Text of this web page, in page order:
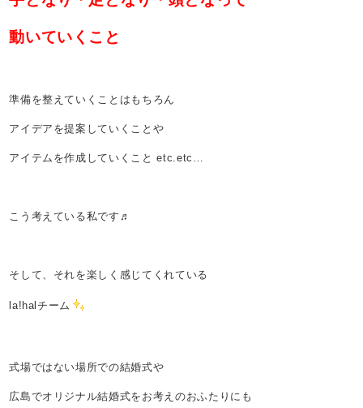
動いていくこと
準備を整えていくことはもちろん
アイデアを提案していくことや
アイテムを作成していくこと etc.etc…
こう考えている私です♬
そして、それを楽しく感じてくれている
la!halチーム
式場ではない場所での結婚式や
広島でオリジナル結婚式をお考えのおふたりにも